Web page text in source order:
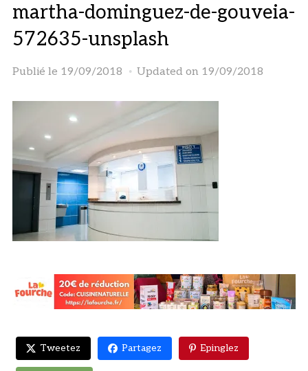
martha-dominguez-de-gouveia-
572635-unsplash
Publié le 19/09/2018 Updated on 19/09/2018
Tweetez Partagez Epinglez